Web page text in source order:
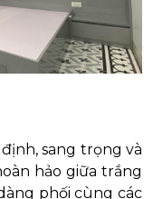
sang trọng và
hảo giữa trắng
phối cùng các